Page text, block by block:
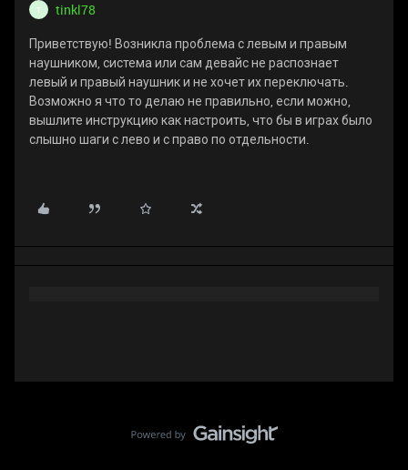
T
tinkl78
Приветствую! Возникла проблема с левым и правым
наушником, система или сам девайс не распознает
левый и правый наушник и не хочет их переключать.
Возможно я что то делаю не правильно, если можно,
вышлите инструкцию как настроить, что бы в играх было
слышно шаги с лево и с право по отдельности.